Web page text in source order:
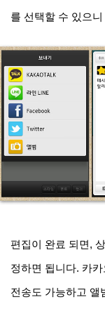
를 선택할 수 있으
편집이 완료 되면,
정하면 됩니다. 카
전송도 가능하고 앨